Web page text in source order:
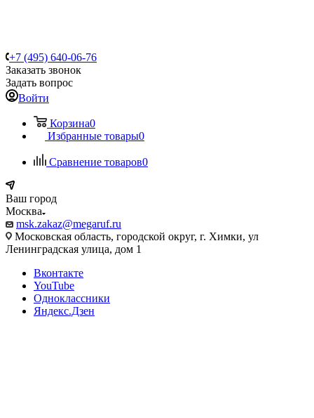
+7 (495) 640-06-76
Заказать звонок
Задать вопрос
Войти
Корзина0
Избранные товары0
Сравнение товаров0
Ваш город
Москва
msk.zakaz@megaruf.ru
Московская область, городской округ, г. Химки, ул
Ленинградская улица, дом 1
Вконтакте
YouTube
Одноклассники
Яндекс.Дзен